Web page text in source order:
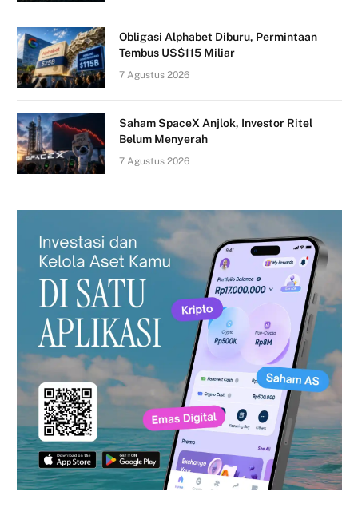
Obligasi Alphabet Diburu, Permintaan
Tembus US$115 Miliar
7 Agustus 2026
Saham SpaceX Anjlok, Investor Ritel
Belum Menyerah
7 Agustus 2026